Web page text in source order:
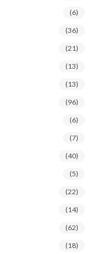
(6)
(36)
(21)
(13)
(13)
(96)
(6)
(7)
(40)
(5)
(22)
(14)
(62)
(18)